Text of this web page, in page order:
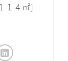
１４㎡]